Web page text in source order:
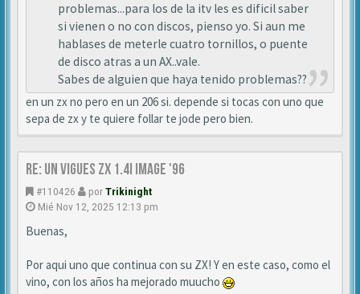
problemas...para los de la itv les es dificil saber
si vienen o no con discos, pienso yo. Si aun me
hablases de meterle cuatro tornillos, o puente
de disco atras a un AX..vale.
Sabes de alguien que haya tenido problemas??
en un zx no pero en un 206 si. depende si tocas con uno que
sepa de zx y te quiere follar te jode pero bien.
Re: Un vigues ZX 1.4i IMAGE '96
#110426 porTrikinight
Mié Nov 12, 2025 12:13 pm
Buenas,
Por aqui uno que continua con su ZX! Y en este caso, como el
vino, con los años ha mejorado muucho